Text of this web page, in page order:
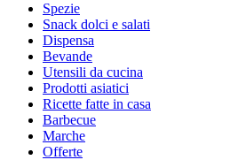
Spezie
Snack dolci e salati
Dispensa
Bevande
Utensili da cucina
Prodotti asiatici
Ricette fatte in casa
Barbecue
Marche
Offerte